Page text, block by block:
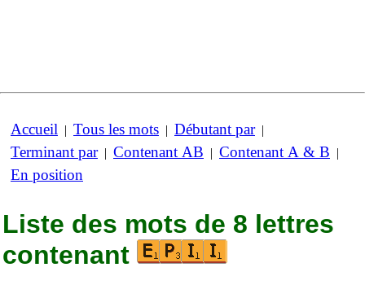
Accueil | Tous les mots | Débutant par|
Terminant par| Contenant AB | Contenant A & B |
En position
Liste des mots de 8 lettres
contenant